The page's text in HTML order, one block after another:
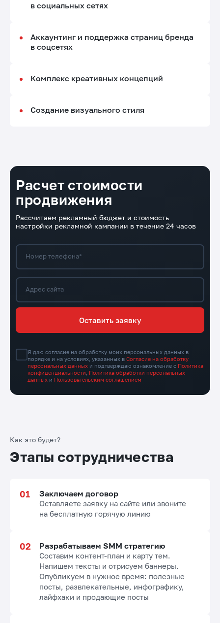
в социальных сетях
Аккаунтинг и поддержка страниц бренда
в соцсетях
Комплекс креативных концепций
Создание визуального стиля
Расчет стоимости
продвижения
Рассчитаем рекламный бюджет и стоимость
настройки рекламной кампании в течение 24 часов
Номер телефона*
Адрес сайта
Оставить заявку
Я даю согласие на обработку моих персональных данных в
порядке и на условиях, указанных в Согласие на обработку
персональных данных и подтверждаю ознакомление с Политика
конфиденциальности
Политика обработки персональных
данных и Пользовательским соглашением
Как это будет?
Этапы сотрудничества
Заключаем договор
Оставляете заявку на сайте или звоните
на бесплатную горячую линию
Разрабатываем SMM стратегию
Составим контент-план и карту тем.
Напишем тексты и отрисуем баннеры.
Опубликуем в нужное время: полезные
посты, развлекательные, инфографику,
лайфхаки и продающие посты